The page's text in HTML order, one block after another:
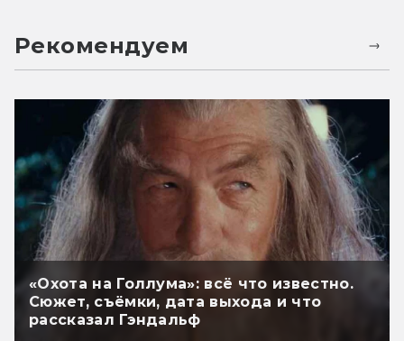
Рекомендуем
«Охота на Голлума»: всё что известно.
Сюжет, съёмки, дата выхода и что
рассказал Гэндальф